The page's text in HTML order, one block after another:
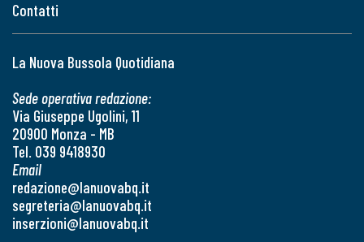
Contatti
La Nuova Bussola Quotidiana
Sede operativa redazione:
Via Giuseppe Ugolini, 11
20900 Monza - MB
Tel. 039 9418930
Email
redazione@lanuovabq.it
segreteria@lanuovabq.it
inserzioni@lanuovabq.it